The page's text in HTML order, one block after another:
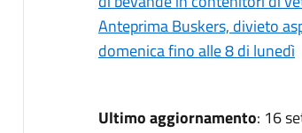
Anteprima Buskers, divieto
domenica fino alle 8 di lunedì
Ultimo aggiornamento: 16